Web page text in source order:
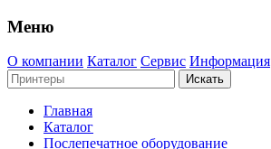
Меню
О компании Каталог Сервис Информация
Искать
Главная
Каталог
Послепечатное оборудование